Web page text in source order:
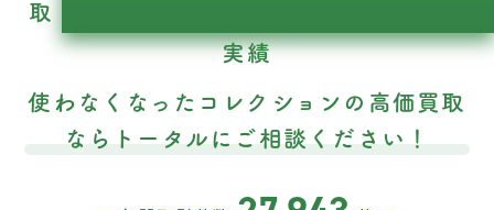
取
実績
使わなくなったコレクションの高価買取
ならトータルにご相談ください！